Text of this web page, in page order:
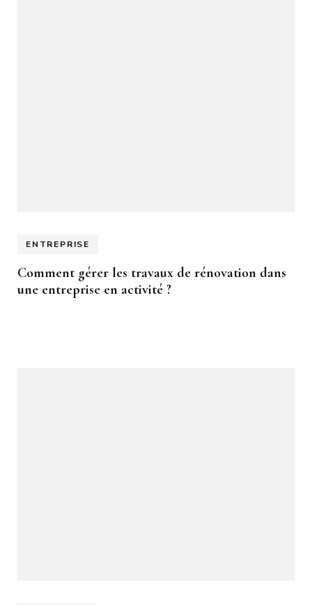
ENTREPRISE
Comment gérer les travaux de rénovation dans
une entreprise en activité ?